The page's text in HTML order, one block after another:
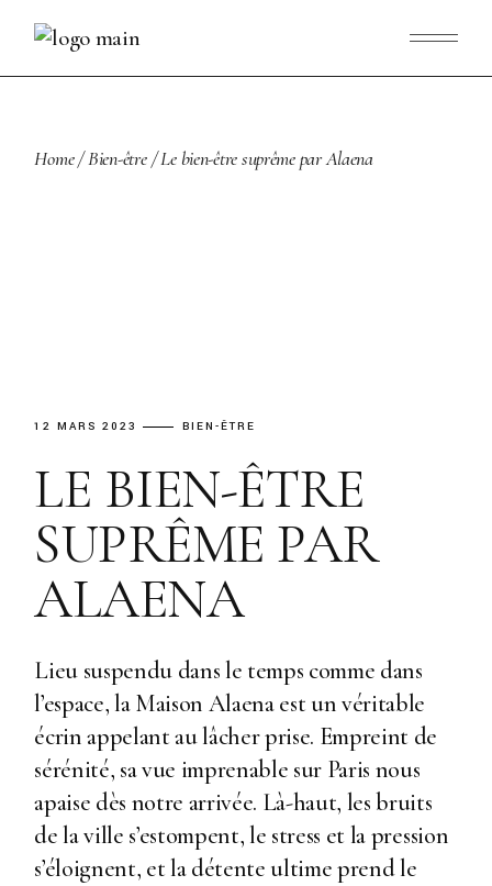
content
Home Bien-être Le bien-être suprême par Alaena
12 MARS 2023 BIEN-ÊTRE
LE BIEN-ÊTRE
SUPRÊME PAR
ALAENA
Lieu suspendu dans le temps comme dans
l’espace, la Maison Alaena est un véritable
écrin appelant au lâcher prise. Empreint de
sérénité, sa vue imprenable sur Paris nous
apaise dès notre arrivée. Là-haut, les bruits
de la ville s’estompent, le stress et la pression
s’éloignent, et la détente ultime prend le